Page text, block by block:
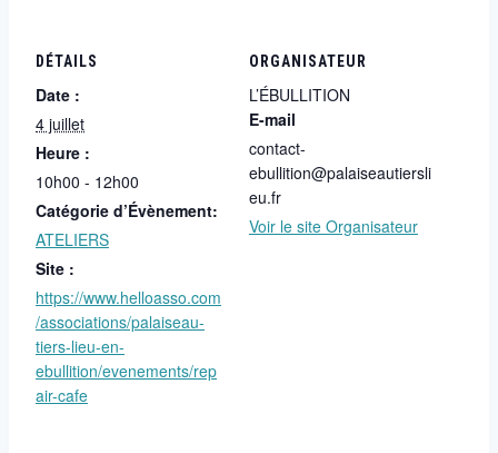
DÉTAILS
Date :
4 juillet
Heure :
10h00 - 12h00
Catégorie d’Évènement:
ATELIERS
Site :
https://www.helloasso.com
/associations/palaiseau-
tiers-lieu-en-
ebullition/evenements/rep
air-cafe
ORGANISATEUR
L’ÉBULLITION
E-mail
contact-
ebullition@palaiseautiersli
eu.fr
Voir le site Organisateur